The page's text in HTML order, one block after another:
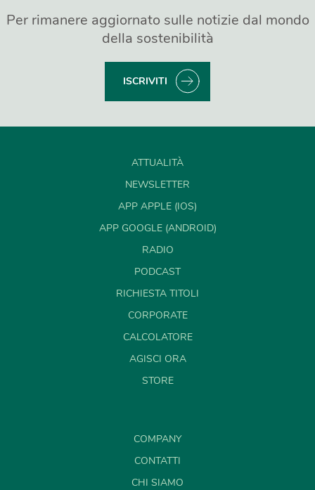
Per rimanere aggiornato sulle notizie dal mondo
della sostenibilità
ISCRIVITI
ATTUALITÀ
NEWSLETTER
APP APPLE (IOS)
APP GOOGLE (ANDROID)
RADIO
PODCAST
RICHIESTA TITOLI
CORPORATE
CALCOLATORE
AGISCI ORA
STORE
COMPANY
CONTATTI
CHI SIAMO